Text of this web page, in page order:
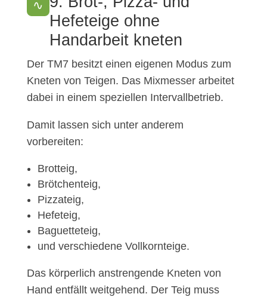
∿
Hefeteige ohne
Handarbeit kneten
Der TM7 besitzt einen eigenen Modus zum
Kneten von Teigen. Das Mixmesser arbeitet
dabei in einem speziellen Intervallbetrieb.
Damit lassen sich unter anderem
vorbereiten:
Brotteig,
Brötchenteig,
Pizzateig,
Hefeteig,
Baguetteteig,
und verschiedene Vollkornteige.
Das körperlich anstrengende Kneten von
Hand entfällt weitgehend. Der Teig muss